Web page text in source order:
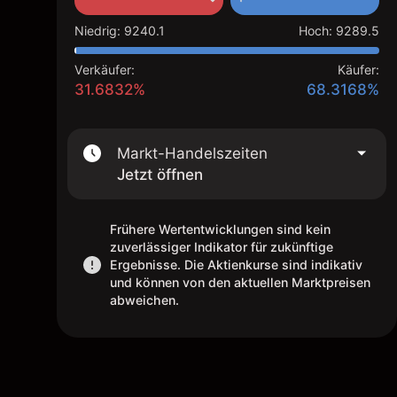
Niedrig: 9240.1 Hoch: 9289.5
Verkäufer:
31.6832%
Käufer:
68.3168%
Markt-Handelszeiten
Jetzt öffnen
Frühere Wertentwicklungen sind kein
zuverlässiger Indikator für zukünftige
Ergebnisse. Die Aktienkurse sind indikativ
und können von den aktuellen Marktpreisen
abweichen.